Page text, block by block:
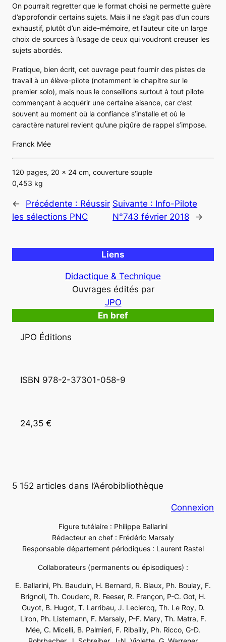
On pourrait regretter que le format choisi ne permette guère
d’approfondir certains sujets. Mais il ne s’agit pas d’un cours
exhaustif, plutôt d’un aide-mémoire, et l’auteur cite un large
choix de sources à l’usage de ceux qui voudront creuser les
sujets abordés.
Pratique, bien écrit, cet ouvrage peut fournir des pistes de
travail à un élève-pilote (notamment le chapitre sur le
premier solo), mais nous le conseillons surtout à tout pilote
commençant à acquérir une certaine aisance, car c’est
souvent au moment où la confiance s’installe et où le
caractère naturel revient qu’une piqûre de rappel s’impose.
Franck Mée
120 pages, 20 x 24 cm, couverture souple
0,453 kg
← Précédente : Réussir
les sélections PNC
Suivante : Info-Pilote
N°743 février 2018
→
Liens
Didactique & Technique
Ouvrages édités par
JPO
En bref
JPO Éditions
ISBN 978-2-37301-058-9
24,35 €
5 152 articles dans l’Aérobibliothèque
Connexion
Figure tutélaire : Philippe Ballarini
Rédacteur en chef : Frédéric Marsaly
Responsable département périodiques : Laurent Rastel
Collaborateurs (permanents ou épisodiques) :
E. Ballarini, Ph. Bauduin, H. Bernard, R. Biaux, Ph. Boulay, F.
Brignoli, Th. Couderc, R. Feeser, R. Françon, P-C. Got, H.
Guyot, B. Hugot, T. Larribau, J. Leclercq, Th. Le Roy, D.
Liron, Ph. Listemann, F. Marsaly, P-F. Mary, Th. Matra, F.
Mée, C. Micelli, B. Palmieri, F. Ribailly, Ph. Ricco, G-D.